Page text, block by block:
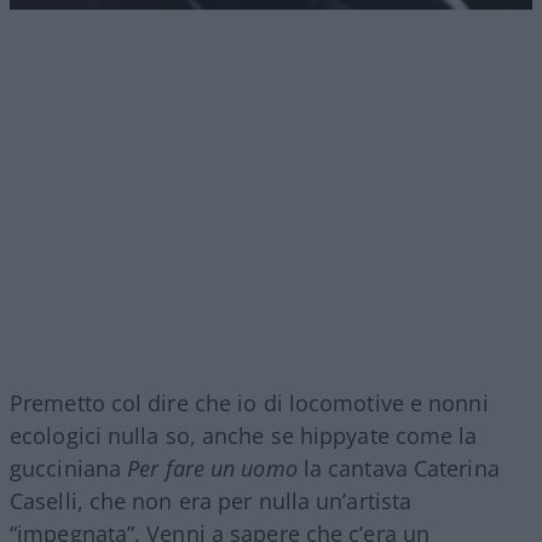
Premetto col dire che io di locomotive e nonni
ecologici nulla so, anche se hippyate come la
gucciniana Per fare un uomo la cantava Caterina
Caselli, che non era per nulla un’artista
“impegnata”. Venni a sapere che c’era un